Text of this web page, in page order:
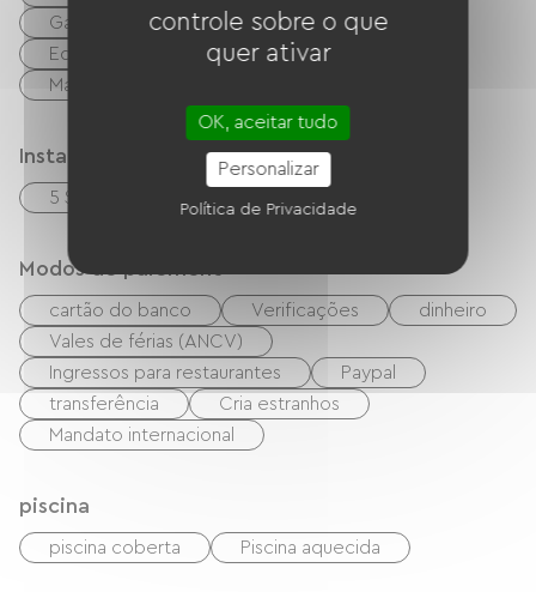
Garden Lounge
Secador de cabelo
Equipamento de engomar
Máquina de lavar roupa
Instalações sanitárias
5 Salle d'eau (douche)
Modos de paiement
cartão do banco Verificações
dinheiro
Vales de férias (ANCV)
Ingressos para restaurantes
Paypal
transferência
Cria estranhos
Mandato internacional
piscina
piscina coberta Piscina aquecida
controle sobre o que
quer ativar
OK, aceitar tudo
Personalizar
Política de Privacidade